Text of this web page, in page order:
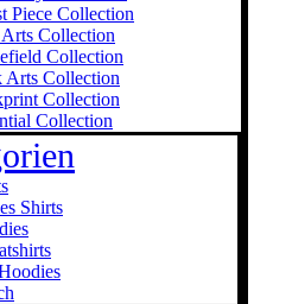
Piece Collection
Collection
Collection
Arts Collection
Collection
Collection
Shirts